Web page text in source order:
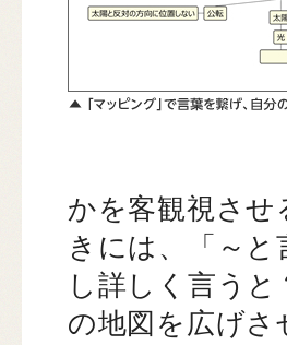
かを客観視さ
きには、「～
し詳しく言う
の地図を広げ